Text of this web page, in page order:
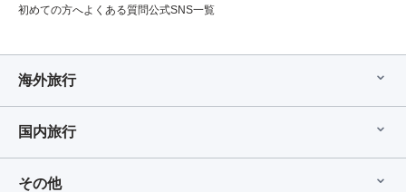
初めての方へよくある質問公式SNS一覧
海外旅行
国内旅行
その他